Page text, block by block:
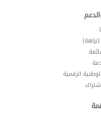
الرقمية